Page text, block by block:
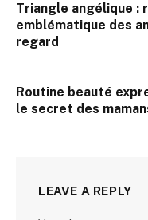
Triangle angélique :
emblématique des
regard
Routine beauté
le secret des
LEAVE A REPLY